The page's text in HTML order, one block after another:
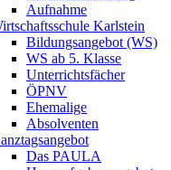
Aufnahme
Karlstein
Bildungsangebot (WS)
WS ab 5. Klasse
Unterrichtsfächer
ÖPNV
Ehemalige
Absolventen
Das PAULA